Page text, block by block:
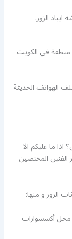
الزور.
توصيل 24 ساعة لأي منطقة في الكويت
الهواتف الحديثة
ما عليكم الا
المختصين
الزور و منها:
أكسسوارات